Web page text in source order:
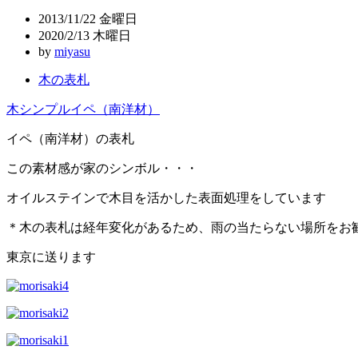
ョ
ン
2013/11/22 金曜日
2020/2/13 木曜日
by miyasu
木の表札
木シンプルイペ（南洋材）
イペ（南洋材）の表札
この素材感が家のシンボル・・・
オイルステインで木目を活かした表面処理をしています
＊木の表札は経年変化があるため、雨の当たらない場所をお
東京に送ります